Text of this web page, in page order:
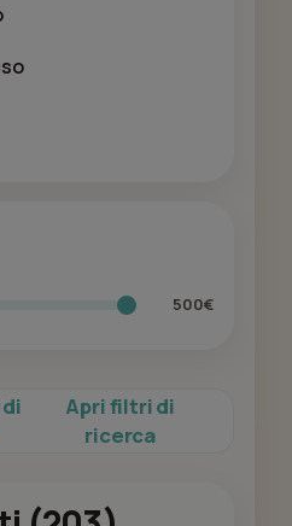
500€
Apri filtri di
ricerca